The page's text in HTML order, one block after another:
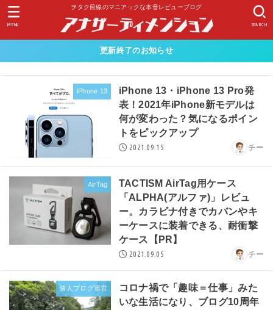
ヲタク目線のマニアックな本音レビューブログ
SEARCH
MENU
更新終了のお知らせ
iPhone 13
iPhone 13・iPhone 13 Pro発
表！2021年iPhone新モデルは
何が変わった？気になるポイン
トをピックアップ
2021.09.15 チー
AirTag
TACTISM AirTag用ケース
「ALPHA(アルファ)」レビュ
ー。カラビナ付きでカバンやキ
ーケースに装着できる、耐衝撃
ケース【PR】
2021.09.05 チー
個人ブログ運営
コロナ禍で「趣味＝仕事」みた
いな生活になり、ブログ10周年